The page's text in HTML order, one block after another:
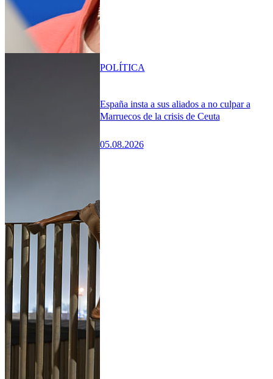
España insta a sus aliados a no culpar a
Marruecos de la crisis de Ceuta
05.08.2026
POLÍTICA